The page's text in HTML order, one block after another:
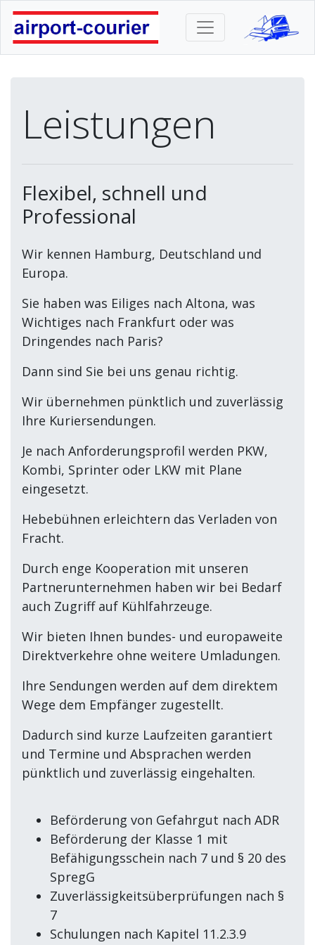
Leistungen
Flexibel, schnell und
Professional
Wir kennen Hamburg, Deutschland und
Europa.
Sie haben was Eiliges nach Altona, was
Wichtiges nach Frankfurt oder was
Dringendes nach Paris?
Dann sind Sie bei uns genau richtig.
Wir übernehmen pünktlich und zuverlässig
Ihre Kuriersendungen.
Je nach Anforderungsprofil werden PKW,
Kombi, Sprinter oder LKW mit Plane
eingesetzt.
Hebebühnen erleichtern das Verladen von
Fracht.
Durch enge Kooperation mit unseren
Partnerunternehmen haben wir bei Bedarf
auch Zugriff auf Kühlfahrzeuge.
Wir bieten Ihnen bundes- und europaweite
Direktverkehre ohne weitere Umladungen.
Ihre Sendungen werden auf dem direktem
Wege dem Empfänger zugestellt.
Dadurch sind kurze Laufzeiten garantiert
und Termine und Absprachen werden
pünktlich und zuverlässig eingehalten.
Beförderung von Gefahrgut nach ADR
Beförderung der Klasse 1 mit
Befähigungsschein nach 7 und § 20 des
SpregG
Zuverlässigkeitsüberprüfungen nach §
7
Schulungen nach Kapitel 11.2.3.9